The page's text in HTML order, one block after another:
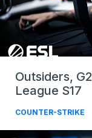
Outsiders,
League S17
COUNTER-STRIKE